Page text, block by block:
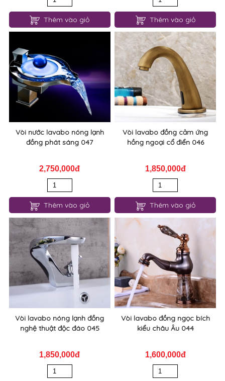
Vòi lavabo nóng lạnh hợp kim
đồng 049
1,750,000đ
Thêm vào giỏ
Vòi lavabo nóng lạnh đồng
kiểu dáng Thiên Nga 048
1,750,000đ
Thêm vào giỏ
Vòi nước lavabo nóng lạnh
đồng phát sáng 047
2,750,000đ
Thêm vào giỏ
Vòi lavabo đồng cảm ứng
hồng ngoại cổ điển 046
1,850,000đ
Thêm vào giỏ